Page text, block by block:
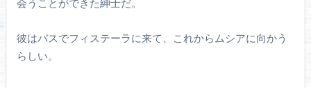
会うことができた紳士だ。
彼はバスでフィステーラに来て、これからムシアに向かう
らしい。